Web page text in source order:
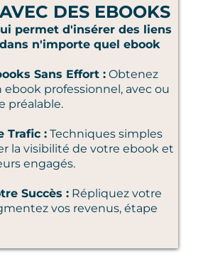
DES EBOOKS
permet d'insérer des liens
n'importe quel ebook
Sans Effort : Obtenez
ebook professionnel, avec ou
préalable.
Trafic : Techniques simples
la visibilité de votre ebook et
engagés.
Succès : Répliquez votre
vos revenus, étape